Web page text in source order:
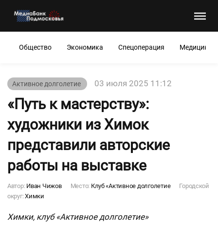
Общество Экономика Спецоперация Медицина
Активное долголетие 03 июля 2025 11:12
«Путь к мастерству»:
художники из Химок
представили авторские
работы на выставке
Автор: Иван Чижов Место: Клуб «Активное долголетие
Городской
округ:Химки
Химки, клуб «Активное долголетие»